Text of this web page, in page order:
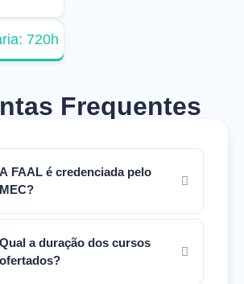
720h
Frequentes
A FAAL é credenciada pelo
MEC?
Qual a duração dos cursos
ofertados?